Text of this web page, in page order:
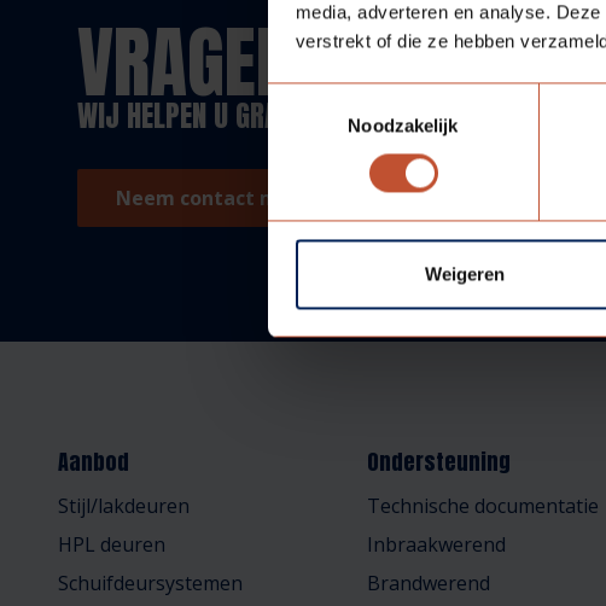
media, adverteren en analyse.
verstrekt of die ze hebben
Toestemmingsselectie
Noodzakelijk
Weigeren
VRAGEN?
WIJ HELPEN U GRAAG!
Neem contact met ons op!
Aanbod
Stijl/lakdeuren
HPL deuren
Schuifdeursystemen
Ondersteuning
Technische documentatie
Inbraakwerend
Brandwerend